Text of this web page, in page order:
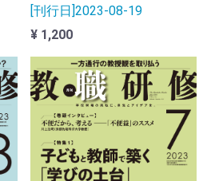
[刊行日]2023-08-19
¥ 1,200